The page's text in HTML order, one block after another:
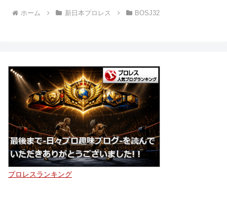
ホーム 新日本プロレス BOSJ32
プロレスランキング